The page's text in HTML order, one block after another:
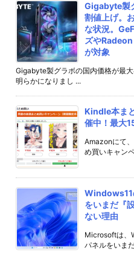
Gigabyte製
割値上げ。
な状況。
ズや
が対象
Gigabyte製グラボの国内価格が最
明らかになりまし ...
Kindle本ま
催中！最大
Amazonにて
め買いキャン
Windows11
をいまだ『
ない理由
Microsoftは、
パネルをいま